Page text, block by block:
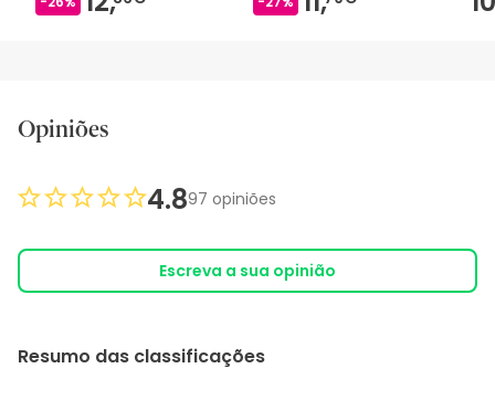
Opiniões
Resumo das classificações
4.897 opiniões
Escreva a sua opinião